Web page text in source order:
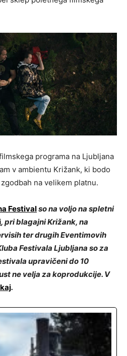
programa na Ljubljana
v ambientu Križank, ki bodo
na velikem platnu.
Festivalso na voljo na spletni
, pri blagajni Križank, na
ter drugih Eventimovih
Festivala Ljubljana so za
upravičeni do 10
ne velja za koprodukcije. V
.